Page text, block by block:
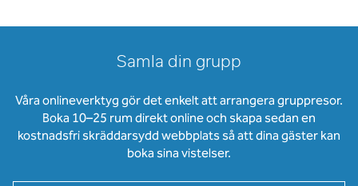
Samla din grupp
Våra onlineverktyg gör det enkelt att arrangera gruppresor.
Boka 10–25 rum direkt online och skapa sedan en
kostnadsfri skräddarsydd webbplats så att dina gäster kan
boka sina vistelser.